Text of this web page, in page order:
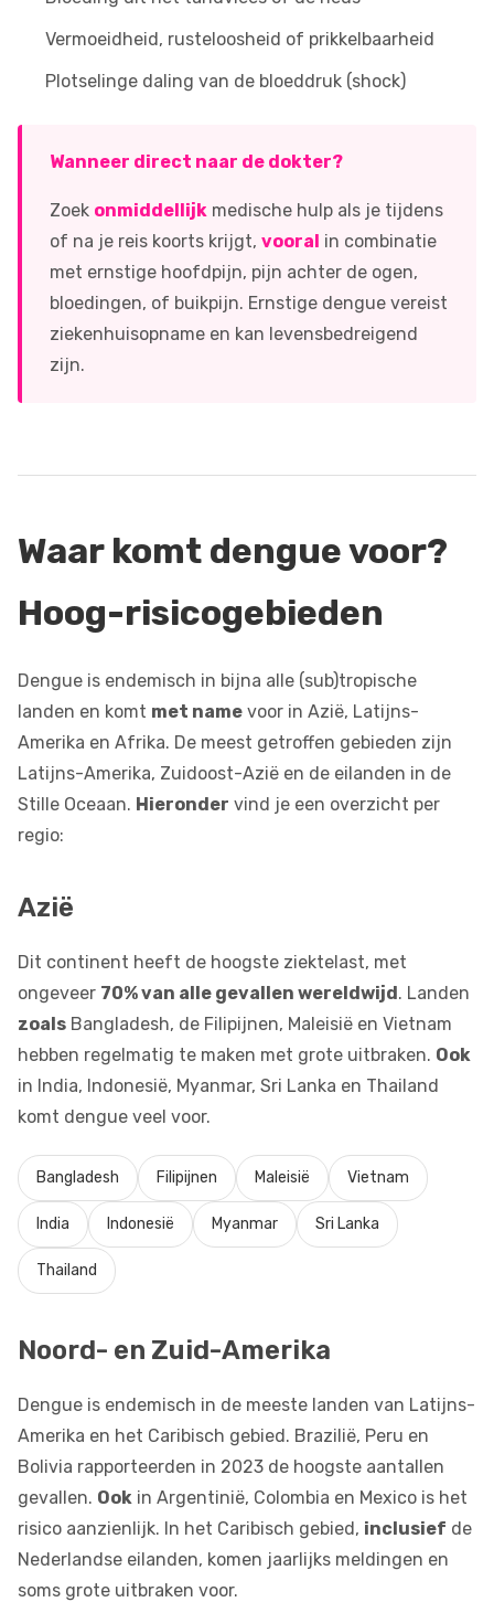
Vermoeidheid, rusteloosheid of prikkelbaarheid
Plotselinge daling van de bloeddruk (shock)
Wanneer direct naar de dokter?
Zoek onmiddellijk medische hulp als je tijdens
of na je reis koorts krijgt, vooral in combinatie
met ernstige hoofdpijn, pijn achter de ogen,
bloedingen, of buikpijn. Ernstige dengue vereist
ziekenhuisopname en kan levensbedreigend
zijn.
Waar komt dengue voor?
Hoog-risicogebieden
Dengue is endemisch in bijna alle (sub)tropische
landen en komt met name voor in Azië, Latijns-
Amerika en Afrika. De meest getroffen gebieden zijn
Latijns-Amerika, Zuidoost-Azië en de eilanden in de
Stille Oceaan. Hieronder vind je een overzicht per
regio:
Azië
Dit continent heeft de hoogste ziektelast, met
ongeveer 70% van alle gevallen wereldwijd. Landen
zoals Bangladesh, de Filipijnen, Maleisië en Vietnam
hebben regelmatig te maken met grote uitbraken. Ook
in India, Indonesië, Myanmar, Sri Lanka en Thailand
komt dengue veel voor.
Bangladesh Filipijnen Maleisië Vietnam
India Indonesië Myanmar Sri Lanka
Thailand
Noord- en Zuid-Amerika
Dengue is endemisch in de meeste landen van Latijns-
Amerika en het Caribisch gebied. Brazilië, Peru en
Bolivia rapporteerden in 2023 de hoogste aantallen
gevallen. Ook in Argentinië, Colombia en Mexico is het
risico aanzienlijk. In het Caribisch gebied, inclusief de
Nederlandse eilanden, komen jaarlijks meldingen en
soms grote uitbraken voor.